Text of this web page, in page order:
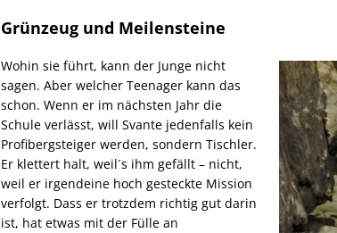
Grünzeug und Meilensteine
Wohin sie führt, kann der Junge nicht
sagen. Aber welcher Teenager kann das
schon. Wenn er im nächsten Jahr die
Schule verlässt, will Svante jedenfalls kein
Profibergsteiger werden, sondern Tischler.
Er klettert halt, weil´s ihm gefällt – nicht,
weil er irgendeine hoch gesteckte Mission
verfolgt. Dass er trotzdem richtig gut darin
ist, hat etwas mit der Fülle an